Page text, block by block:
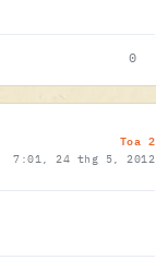
0
Toa 2
7:01, 24 thg 5, 2012